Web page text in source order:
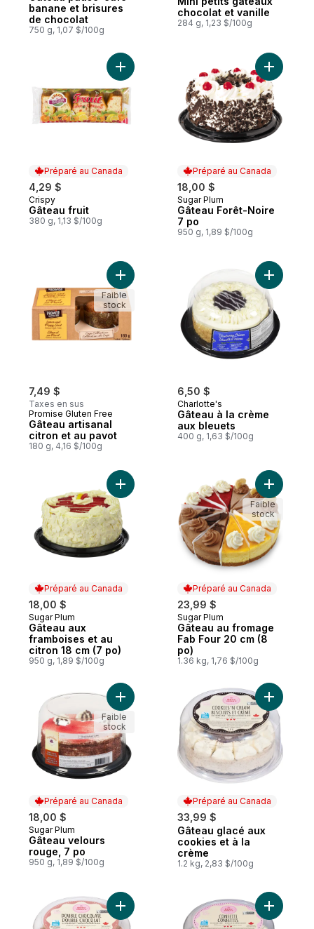
banane et brisures
de chocolat
750 g, 1,07 $/100g
chocolat et vanille
284 g, 1,23 $/100g
Préparé au Canada
4,29 $
Préparé au Canada
Crispy
Gâteau fruit
380 g, 1,13 $/100g
Ajouter Gâteau fruit au panier
Préparé au Canada
18,00 $
Préparé au Canada
Sugar Plum
Gâteau Forêt-Noire
7 po
950 g, 1,89 $/100g
Ajouter
7,49 $
Taxes en sus
Promise Gluten Free
Gâteau artisanal
citron et au pavot
180 g, 4,16 $/100g
Ajouter Gâteau artisanal citron et au
Faible
stock
6,50 $
Charlotte's
Gâteau à la crème
aux bleuets
400 g, 1,63 $/100g
Ajouter
Préparé au Canada
18,00 $
Préparé au Canada
Sugar Plum
Gâteau aux
framboises et au
citron 18 cm (7 po)
950 g, 1,89 $/100g
Ajouter Gâteau aux framboises et au
Préparé au Canada
23,99 $
Préparé au Canada
Sugar Plum
Gâteau au fromage
Fab Four 20 cm (8
po)
1.36 kg, 1,76 $/100g
Ajouter
Faible
stock
Préparé au Canada
18,00 $
Préparé au Canada
Sugar Plum
Gâteau velours
rouge, 7 po
950 g, 1,89 $/100g
Ajouter Gâteau velours rouge, 7 po au
Faible
stock
Préparé au Canada
33,99 $
Préparé au Canada
Gâteau glacé aux
cookies et à la
crème
1.2 kg, 2,83 $/100g
Ajouter
Ajouter Gâteau glacé double chocolat au
Ajouter